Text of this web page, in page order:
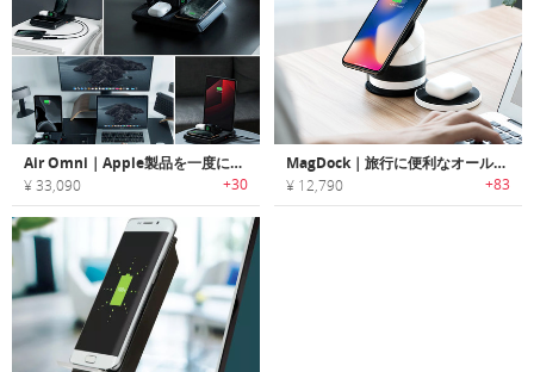
Air Omni｜Apple製品を一度にチャージする6-in-1パワフル充電ステーション「エアオムニ」
¥ 33,090 +30
MagDock｜旅行に便利なオールインワンワイヤレスチャージャー「マグドック」
¥ 12,790 +83